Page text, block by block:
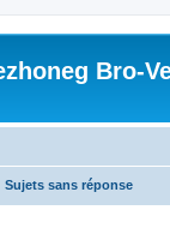
Bro-
Sujets sans réponse